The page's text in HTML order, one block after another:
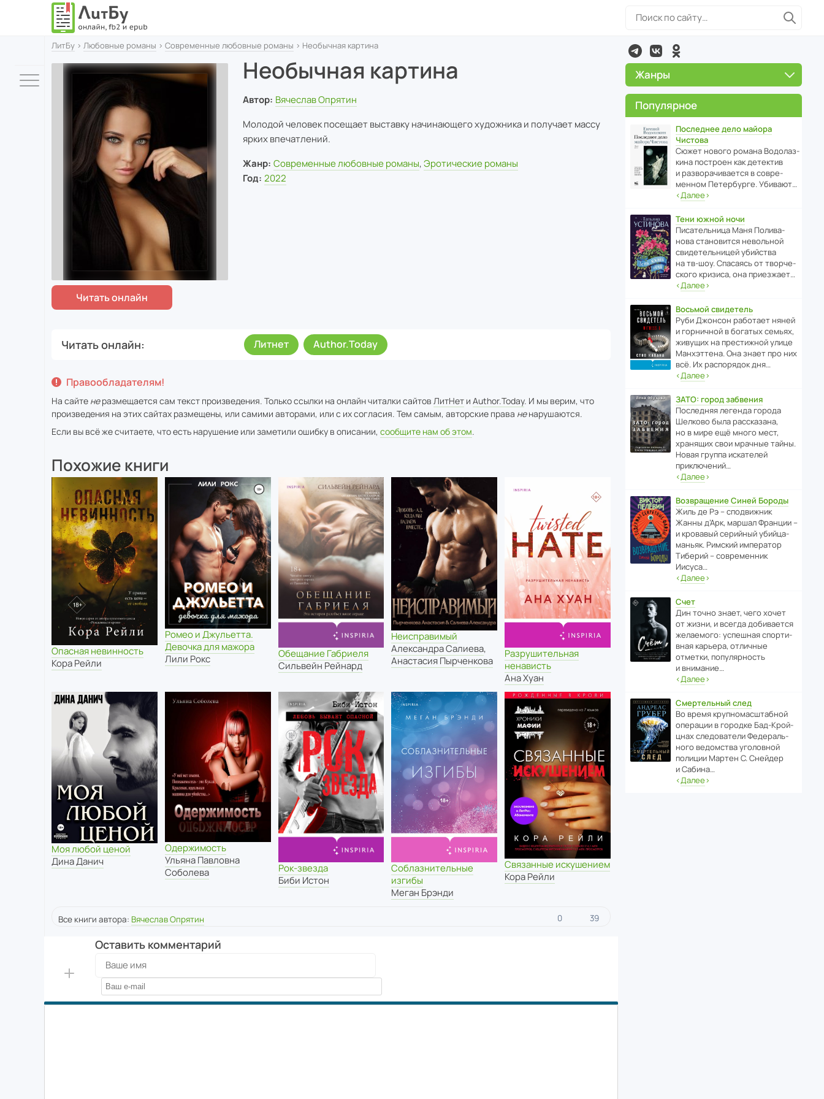
ЛитБу › Любовные романы › Современные любовные романы › Необычная картина
Необычная картина
Автор: Вячеслав Опрятин
Молодой человек посещает выставку начинающего художника и получает массу
ярких впечатлений.
Жанр: Современные любовные романы,Эротические романы
Год: 2022
Читать онлайн Литнет Author.Today
Правообладателям!
На сайте неразмещается сам текст произведения. Только ссылки на онлайн читалки сайтов ЛитНет и Author.Today. И мы верим, что
произведения на этих сайтах размещены, или самими авторами, или с их согласия. Тем самым, авторские права ненарушаются.
Если вы всё же считаете, что есть нарушение или заметили ошибку в описании, сообщите нам об этом.
Похожие книги
Опасная невинность
Кора Рейли
Ромео и Джульетта.
Девочка для мажора
Лили Рокс
Обещание Габриеля
Сильвейн Рейнард
Неисправимый
Александра Салиева,
Анастасия Пырченкова
Разрушительная
ненависть
Ана Хуан
Моя любой ценой
Дина Данич
Одержимость
Ульяна Павловна
Соболева
Рок-звезда
Биби Истон
Соблазнительные
изгибы
Меган Брэнди
Связанные искушением
Кора Рейли
Все книги автора: Вячеслав Опрятин 0 39
Оставить комментарий
Жанры
Популярное
Последнее дело майора
Чистова
Сюжет нового романа Водо­ла­з­
кина пост­роен как дете­ктив
и разво­ра­чи­ва­ется в совре­
менном Пете­р­бурге. Убивают…
‹Далее›
Тени южной ночи
Писа­тель­ница Маня Поли­ва­
нова стано­вится невольной
свиде­тель­ницей убийства
на тв-шоу. Спасаясь от твор­че­
с­кого кризиса, она приезжает…
‹Далее›
Восьмой свидетель
Руби Джонсон рабо­тает няней
и горни­чной в богатых семьях,
живущих на прес­ти­жной улице
Манх­эт­тена. Она знает про них
всё. Их распо­рядок дня…
‹Далее›
ЗАТО: город забвения
После­дняя легенда города
Шелково была расска­зана,
но в мире ещё много мест,
хранящих свои мрачные тайны.
Новая группа иска­телей
приключений…
‹Далее›
Возвращение Синей Бороды
Жиль де Рэ – спод­ви­жник
Жанны д’Арк, маршал Франции –
и кровавый серийный убийца-
маньяк. Римский импе­ратор
Тиберий – совре­менник
Иисуса…
‹Далее›
Счет
Дин точно знает, чего хочет
от жизни, и всегда доби­ва­ется
жела­е­мого: успе­шная спор­ти­
вная карьера, отли­чные
отметки, попу­ля­р­ность
и внимание…
‹Далее›
Смертельный след
Во время круп­но­мас­ш­та­бной
операции в городке Бад‑Крой­
цнах следо­ва­тели Феде­раль­
ного ведомства уголо­вной
полиции Мартен С. Снейдер
и Сабина…
‹Далее›